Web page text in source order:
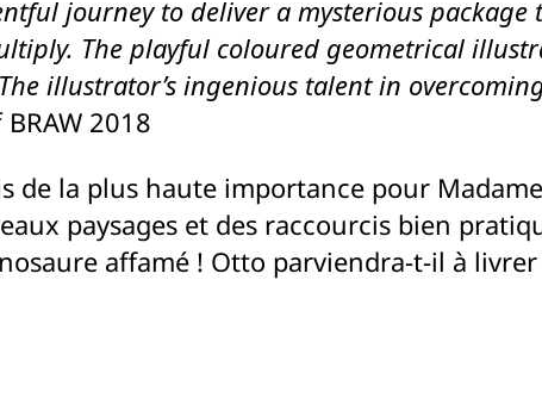
journey to deliver a mysterious
The playful coloured geometrical
illustrator’s ingenious talent in
BRAW 2018
la plus haute importance pour Madame
paysages et des raccourcis bien
affamé ! Otto parviendra-t-il à livrer